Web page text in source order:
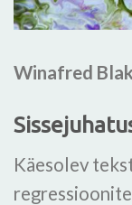
Winafred
Käesolev